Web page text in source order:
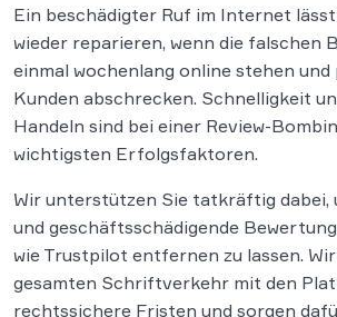
Ein beschädigter Ruf im Internet
wieder reparieren, wenn die falschen
einmal wochenlang online stehen
Kunden abschrecken. Schnelligkeit
Handeln sind bei einer Review-
wichtigsten Erfolgsfaktoren.
Wir unterstützen Sie tatkräftig
und geschäftsschädigende
wie Trustpilot entfernen zu lassen.
gesamten Schriftverkehr mit den
rechtssichere Fristen und sorgen